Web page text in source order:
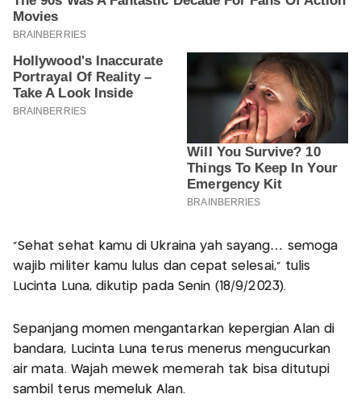
"Sehat sehat kamu di Ukraina yah sayang… semoga
wajib militer kamu lulus dan cepat selesai," tulis
Lucinta Luna, dikutip pada Senin (18/9/2023).
Sepanjang momen mengantarkan kepergian Alan di
bandara, Lucinta Luna terus menerus mengucurkan
air mata. Wajah mewek memerah tak bisa ditutupi
sambil terus memeluk Alan.